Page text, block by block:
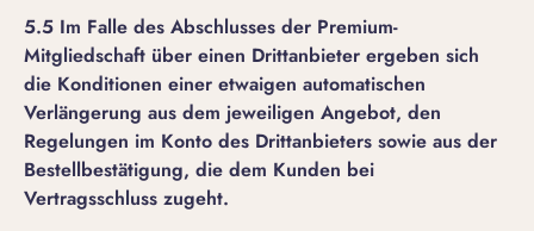
5.5 Im Falle des Abschlusses der Premium-
Mitgliedschaft über einen Drittanbieter ergeben sich
die Konditionen einer etwaigen automatischen
Verlängerung aus dem jeweiligen Angebot, den
Regelungen im Konto des Drittanbieters sowie aus der
Bestellbestätigung, die dem Kunden bei
Vertragsschluss zugeht.